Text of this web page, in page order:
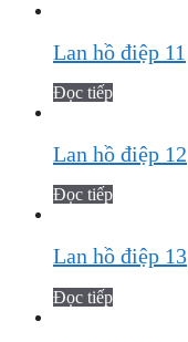
Lan hồ điệp 11
Đọc tiếp
Lan hồ điệp 12
Đọc tiếp
Lan hồ điệp 13
Đọc tiếp